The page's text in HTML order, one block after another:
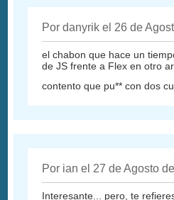
Por danyrik el 26 de
el chabon que hace un
de JS frente a Flex en otro
contento que pu** con dos
Por ian el 27 de Agosto
Interesante... pero, te